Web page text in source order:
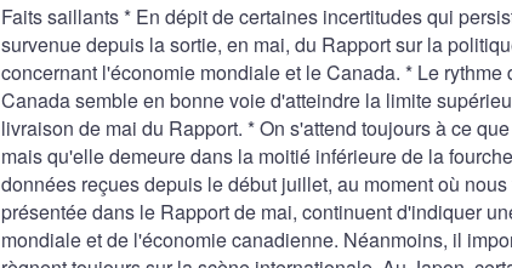
Faits saillants * En dépit de certaines incertitudes qui
survenue depuis la sortie, en mai, du Rapport sur la
concernant l'économie mondiale et le Canada. * Le
Canada semble en bonne voie d'atteindre la limite
livraison de mai du Rapport. * On s'attend toujours à ce
mais qu'elle demeure dans la moitié inférieure de la
données reçues depuis le début juillet, au moment où
présentée dans le Rapport de mai, continuent d'indiquer
mondiale et de l'économie canadienne. Néanmoins, il